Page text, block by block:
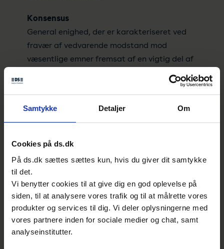
Samtykke Detaljer Om
Cookies på ds.dk
På ds.dk sættes sættes kun, hvis du giver dit samtykke
til det.
Vi benytter cookies til at give dig en god oplevelse på
siden, til at analysere vores trafik og til at målrette vores
produkter og services til dig. Vi deler oplysningerne med
vores partnere inden for sociale medier og chat, samt
analyseinstitutter.
Konsensus
General enighed, der er karakteriseret ved
fravær af vedvarende modstand mod
væsentlige emner fremsat af en vigtig del af
de berørte interesser og ved en proces, der
består i bestræbelser på at tage hensyn til
eventuelle modstridende argumenter
enstemmighed. [EN 45020:2006]
National standardisering
Standardisering, der finder sted på
enkeltlandeniveau
NOTE – Indenfor et land eller en territorial del
af et land kan standardisering også udføres